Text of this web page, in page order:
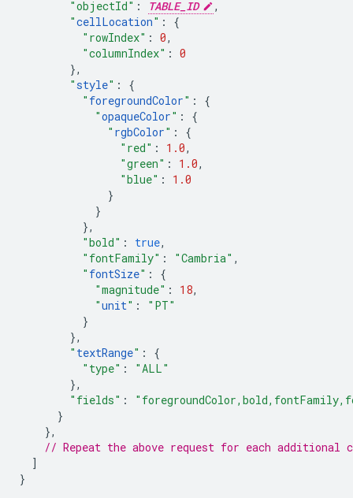
"objectId" : TABLE_ID
,
"cellLocation" :
{
"rowIndex" : 0,
"columnIndex" : 0
},
"style" :
{
" foregroundColor" :
{
"opaqueColor" :
{
" rgbColor" :
{
"red" : 1.0,
"green" : 1.0,
"blue" :
1.0
}
}
},
"bold" : true,
"fontFamily" : "Cambria" ,
" fontSize" :
{
"magnitude" : 18,
"unit" :
"PT"
}
},
" textRange" :
{
"type" :
"ALL"
},
"fields" :
}
},
// Repeat the above request for each
]
}